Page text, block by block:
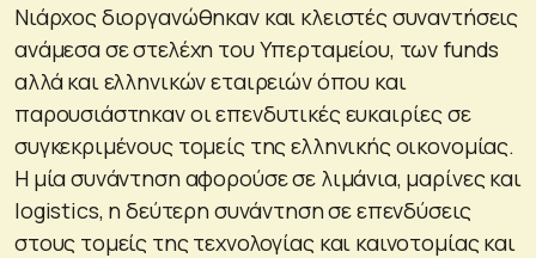
Νιάρχος διοργανώθηκαν και κλειστές συναντήσεις
ανάμεσα σε στελέχη του Υπερταμείου, των funds
αλλά και ελληνικών εταιρειών όπου και
παρουσιάστηκαν οι επενδυτικές ευκαιρίες σε
συγκεκριμένους τομείς της ελληνικής οικονομίας.
Η μία συνάντηση αφορούσε σε λιμάνια, μαρίνες και
logistics, η δεύτερη συνάντηση σε επενδύσεις
στους τομείς της τεχνολογίας και καινοτομίας και